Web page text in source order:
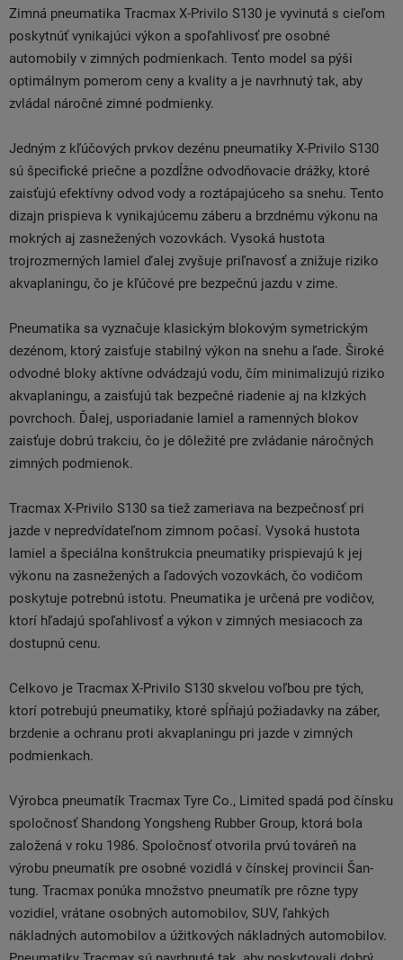
Zimná pneumatika Tracmax X-Privilo S130 je vyvinutá s cieľom
poskytnúť vynikajúci výkon a spoľahlivosť pre osobné
automobily v zimných podmienkach. Tento model sa pýši
optimálnym pomerom ceny a kvality a je navrhnutý tak, aby
zvládal náročné zimné podmienky.
Jedným z kľúčových prvkov dezénu pneumatiky X-Privilo S130
sú špecifické priečne a pozdĺžne odvodňovacie drážky, ktoré
zaisťujú efektívny odvod vody a roztápajúceho sa snehu. Tento
dizajn prispieva k vynikajúcemu záberu a brzdnému výkonu na
mokrých aj zasnežených vozovkách. Vysoká hustota
trojrozmerných lamiel ďalej zvyšuje priľnavosť a znižuje riziko
akvaplaningu, čo je kľúčové pre bezpečnú jazdu v zime.
Pneumatika sa vyznačuje klasickým blokovým symetrickým
dezénom, ktorý zaisťuje stabilný výkon na snehu a ľade. Široké
odvodné bloky aktívne odvádzajú vodu, čím minimalizujú riziko
akvaplaningu, a zaisťujú tak bezpečné riadenie aj na klzkých
povrchoch. Ďalej, usporiadanie lamiel a ramenných blokov
zaisťuje dobrú trakciu, čo je dôležité pre zvládanie náročných
zimných podmienok.
Tracmax X-Privilo S130 sa tiež zameriava na bezpečnosť pri
jazde v nepredvídateľnom zimnom počasí. Vysoká hustota
lamiel a špeciálna konštrukcia pneumatiky prispievajú k jej
výkonu na zasnežených a ľadových vozovkách, čo vodičom
poskytuje potrebnú istotu. Pneumatika je určená pre vodičov,
ktorí hľadajú spoľahlivosť a výkon v zimných mesiacoch za
dostupnú cenu.
Celkovo je Tracmax X-Privilo S130 skvelou voľbou pre tých,
ktorí potrebujú pneumatiky, ktoré spĺňajú požiadavky na záber,
brzdenie a ochranu proti akvaplaningu pri jazde v zimných
podmienkach.
Výrobca pneumatík Tracmax Tyre Co., Limited spadá pod čínsku
spoločnosť Shandong Yongsheng Rubber Group, ktorá bola
založená v roku 1986. Spoločnosť otvorila prvú továreň na
výrobu pneumatík pre osobné vozidlá v čínskej provincii Šan-
tung. Tracmax ponúka množstvo pneumatík pre rôzne typy
vozidiel, vrátane osobných automobilov, SUV, ľahkých
nákladných automobilov a úžitkových nákladných automobilov.